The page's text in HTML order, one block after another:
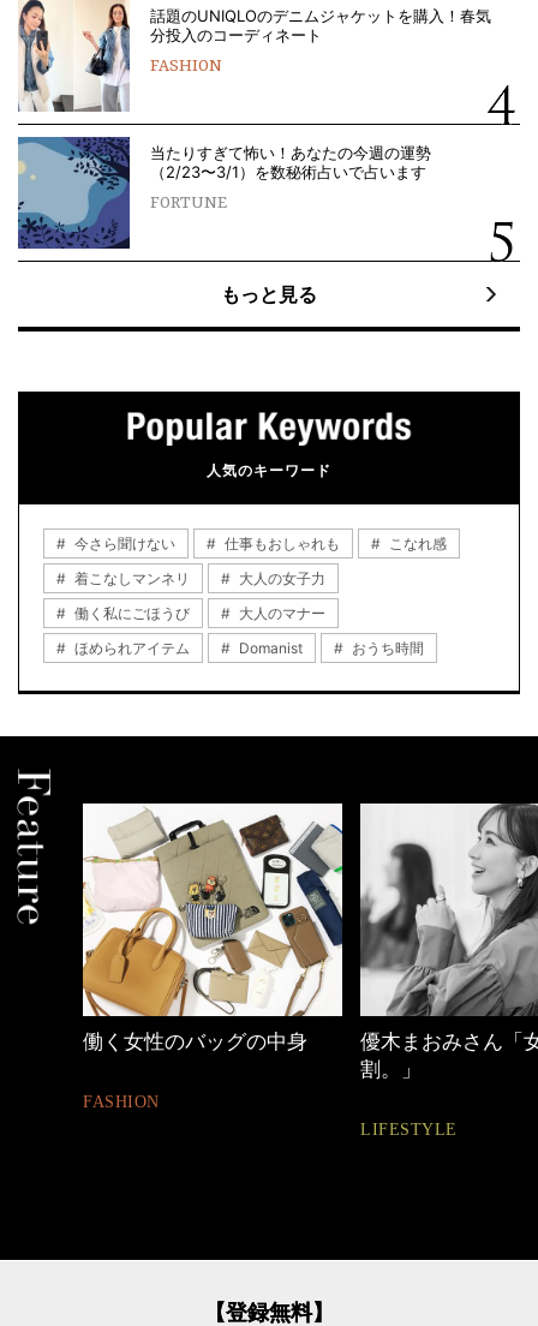
話題のUNIQLOのデニムジャケットを購入！春気
分投入のコーディネート
FASHION
当たりすぎて怖い！あなたの今週の運勢
（2/23〜3/1）を数秘術占いで占います
FORTUNE
もっと見る
人気のキーワード
今さら聞けない 仕事もおしゃれも
こなれ感
着こなしマンネリ
大人の女子力
働く私にごほうび
大人のマナー
ほめられアイテム
Domanist おうち時間
優木まおみさん「女の時間
【ワーママのきれ
ュアル通勤】
FASHION
【登録無料】